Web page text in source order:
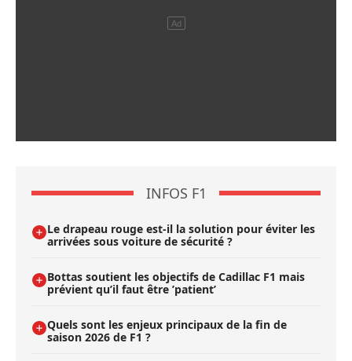
INFOS F1
Le drapeau rouge est-il la solution pour éviter les
arrivées sous voiture de sécurité ?
Bottas soutient les objectifs de Cadillac F1 mais
prévient qu’il faut être ’patient’
Quels sont les enjeux principaux de la fin de
saison 2026 de F1 ?